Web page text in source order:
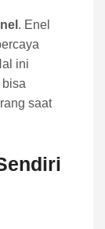
. Enel
ini
saat